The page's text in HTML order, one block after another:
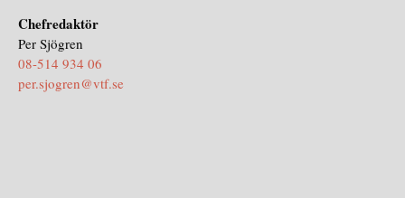
Chefredaktör
Per Sjögren
08-514 934 06
per.sjogren@vtf.se